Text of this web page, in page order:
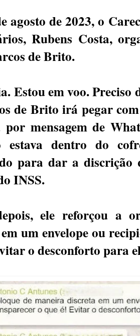
agosto de 2023, o
Rubens Costa,
de Brito.
Estou em voo. Preciso
de Brito irá pegar
por mensagem de
estava dentro do
para dar a discrição
INSS.
ele reforçou a
um envelope ou
o desconforto para